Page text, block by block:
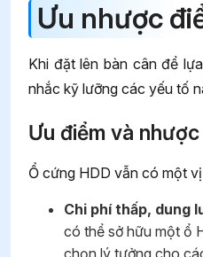
Ưu nhược
Khi đặt lên bàn cân để
nhắc kỹ lưỡng các yếu tố
Ưu điểm và
Ổ cứng HDD vẫn có một
Chi phí thấp, dung
có thể sở hữu một ổ
chọn lý tưởng cho